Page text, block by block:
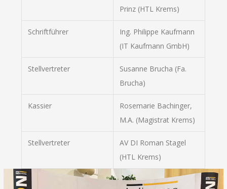
Prinz (HTL Krems)
Schriftführer
Ing. Philippe Kaufmann
(IT Kaufmann GmbH)
Stellvertreter
Susanne Brucha (Fa.
Brucha)
Kassier
Rosemarie Bachinger,
M.A. (Magistrat Krems)
Stellvertreter
AV DI Roman Stagel
(HTL Krems)